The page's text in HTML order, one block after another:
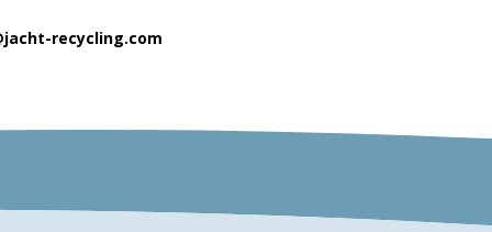
recycling.com